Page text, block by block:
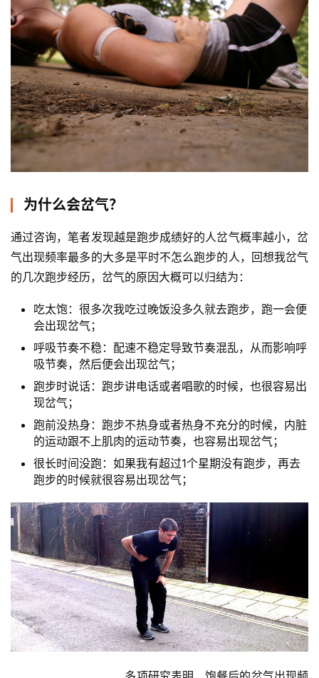
为什么会岔气？
通过咨询，笔者发现越是跑步成绩好的人岔气概率越小，岔
气出现频率最多的大多是平时不怎么跑步的人，回想我岔气
的几次跑步经历，岔气的原因大概可以归结为：
吃太饱：很多次我吃过晚饭没多久就去跑步，跑一会便
会出现岔气；
呼吸节奏不稳：配速不稳定导致节奏混乱，从而影响呼
吸节奏，然后便会出现岔气；
跑步时说话：跑步讲电话或者唱歌的时候，也很容易出
现岔气；
跑前没热身：跑步不热身或者热身不充分的时候，内脏
的运动跟不上肌肉的运动节奏，也容易出现岔气；
很长时间没跑：如果我有超过1个星期没有跑步，再去
跑步的时候就很容易出现岔气；